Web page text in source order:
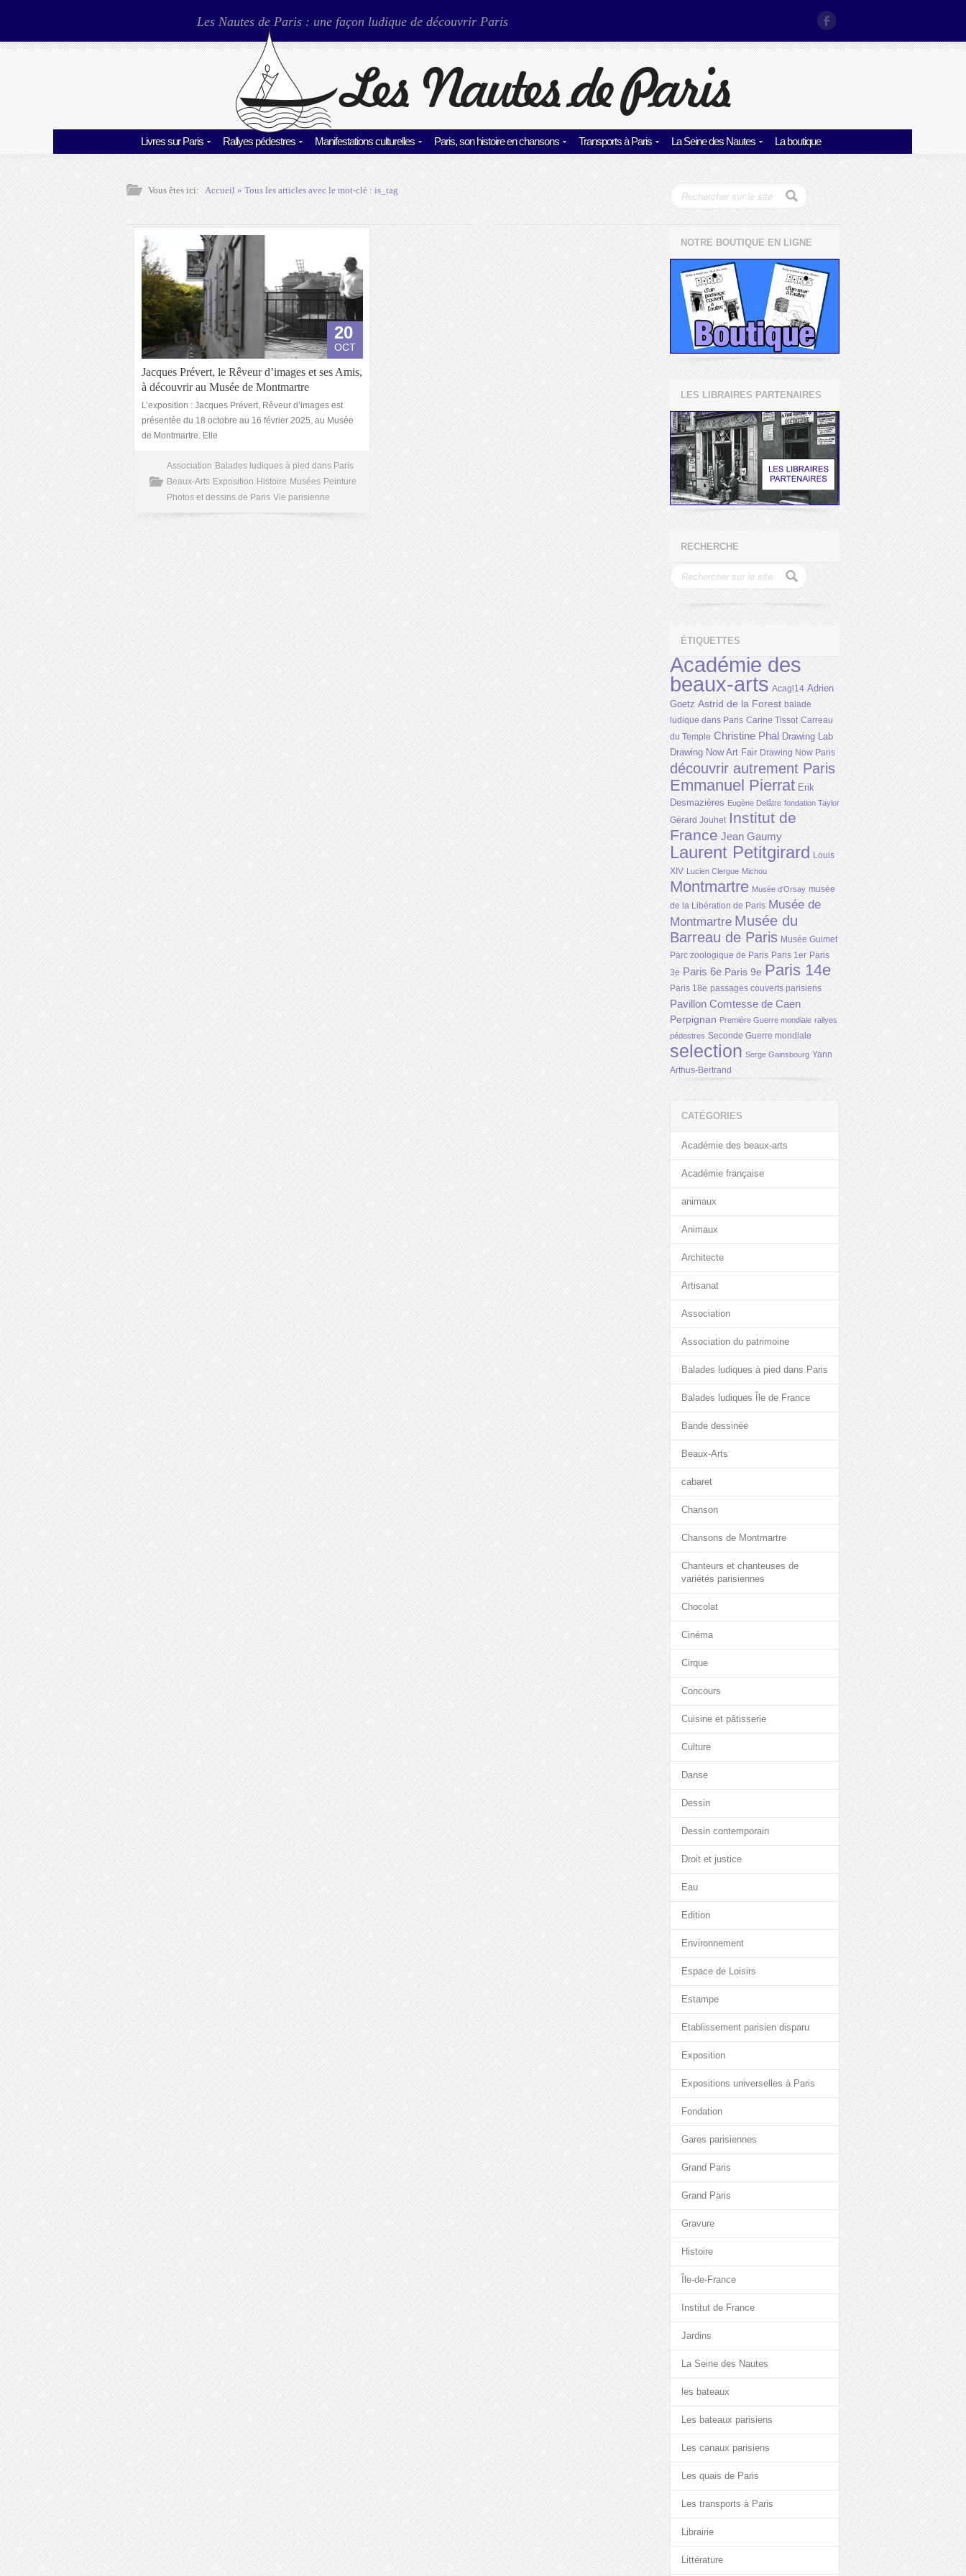
Les Nautes de Paris : une façon ludique de découvrir Paris
Livres sur Paris Rallyes pédestres Manifestations culturelles Paris, son histoire en chansons Transports à Paris La Seine des Nautes La boutique
Vous êtes ici: Accueil» Tous les articles avec le mot-clé :is_tag
20
OCT
Jacques Prévert, le Rêveur d’images et ses Amis,
à découvrir au Musée de Montmartre
L’exposition : Jacques Prévert, Rêveur d’images est
présentée du 18 octobre au 16 février 2025, au Musée
de Montmartre. Elle
Association Balades ludiques à pied dans Paris
Beaux-Arts Exposition Histoire Musées Peinture
Photos et dessins de Paris Vie parisienne
NOTRE BOUTIQUE EN LIGNE
LES LIBRAIRES PARTENAIRES
RECHERCHE
ÉTIQUETTES
Académie des
beaux-arts Acagl14 Adrien
Goetz Astrid de la Forest balade
ludique dans Paris Carine Tissot Carreau
du Temple Christine Phal Drawing Lab
Drawing Now Art Fair Drawing Now Paris
découvrir autrement Paris
Emmanuel Pierrat Erik
Desmazières Eugène Delâtre fondation Taylor
Gérard Jouhet Institut de
France Jean Gaumy
Laurent Petitgirard Louis
XIV Lucien Clergue Michou
Montmartre Musée d'Orsay musée
de la Libération de Paris Musée de
Montmartre Musée du
Barreau de Paris Musée Guimet
Parc zoologique de Paris Paris 1er Paris
3e Paris 6e Paris 9e Paris 14e
Paris 18e passages couverts parisiens
Pavillon Comtesse de Caen
Perpignan Première Guerre mondiale rallyes
pédestres Seconde Guerre mondiale
selection Serge Gainsbourg Yann
Arthus-Bertrand
CATÉGORIES
Académie des beaux-arts
Académie française
animaux
Animaux
Architecte
Artisanat
Association
Association du patrimoine
Balades ludiques à pied dans Paris
Balades ludiques Île de France
Bande dessinée
Beaux-Arts
cabaret
Chanson
Chansons de Montmartre
Chanteurs et chanteuses de
variétés parisiennes
Chocolat
Cinéma
Cirque
Concours
Cuisine et pâtisserie
Culture
Danse
Dessin
Dessin contemporain
Droit et justice
Eau
Edition
Environnement
Espace de Loisirs
Estampe
Etablissement parisien disparu
Exposition
Expositions universelles à Paris
Fondation
Gares parisiennes
Grand Paris
Grand Paris
Gravure
Histoire
Île-de-France
Institut de France
Jardins
La Seine des Nautes
les bateaux
Les bateaux parisiens
Les canaux parisiens
Les quais de Paris
Les transports à Paris
Librairie
Littérature